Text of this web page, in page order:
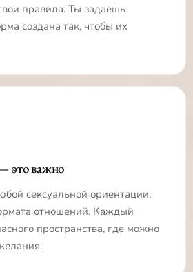
правила. Ты задаёшь
создана так, чтобы их
это важно
сексуальной ориентации,
отношений. Каждый
пространства, где можно